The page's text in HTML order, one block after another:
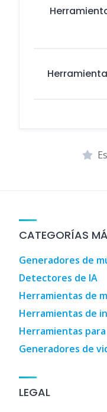
CATEGORÍAS
Generadores de
Detectores de IA
Herramientas de
Herramientas de
Herramientas
Generadores de
LEGAL